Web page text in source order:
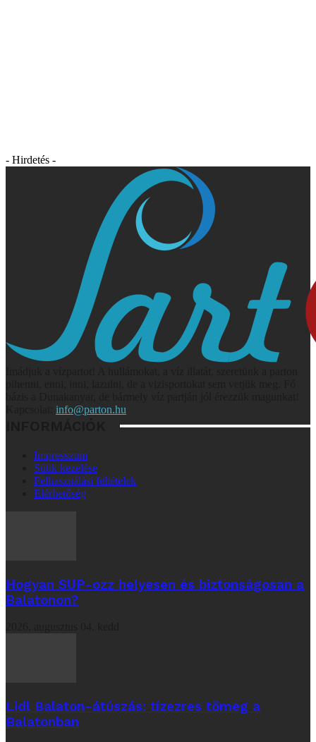
- Hirdetés -
info@parton.hu
Impresszum
Sütik kezelése
Felhasználási feltételek
Elérhetőség
Hogyan SUP-ozz helyesen és biztonságosan a
Balatonon?
Lidl Balaton-átúszás: tízezres tömeg a
Balatonban